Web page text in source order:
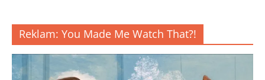
Reklam: You Made Me Watch That?!